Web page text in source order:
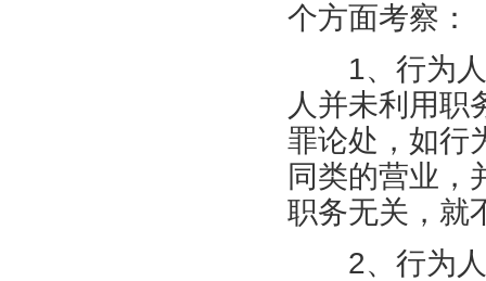
个方面考察：
1、行为人
人并未利用职
罪论处，如行
同类的营业，
职务无关，就
2、行为人